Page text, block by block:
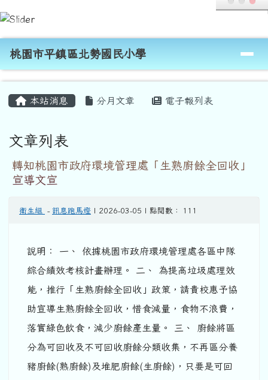
跳至主內容區
桃園市平鎮區北勢國民小學
導覽列
桃園市平鎮區北勢國民小學
本站消息 分月文章 電子報列表
文章列表
轉知桃園市政府環境管理處「生熟廚餘全回收」
宣導文宣
衛生組 - 訊息跑馬燈 | 2026-03-05 | 點閱數： 111
說明： 一、 依據桃園市政府環境管理處各區中隊
綜合績效考核計畫辦理。 二、 為提高垃圾處理效
能，推行「生熟廚餘全回收」政策，請貴校惠予協
助宣導生熟廚餘全回收，惜食減量，食物不浪費，
落實綠色飲食，減少廚餘產生量。 三、 廚餘將區
分為可回收及不可回收廚餘分類收集，不再區分養
豬廚餘(熟廚餘)及堆肥廚餘(生廚餘)，只要是可回